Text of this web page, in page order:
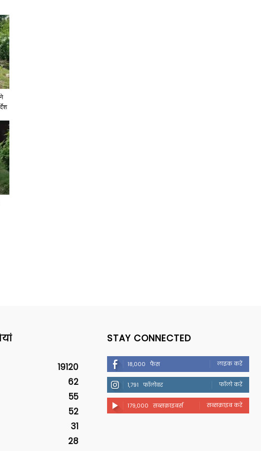
19120
62
55
52
31
28
STAY CONNECTED
18,000 फैंस लाइक करें
1,791 फॉलोवर फॉलो करें
179,000 सब्सक्राइबर्स सब्सक्राइब करें